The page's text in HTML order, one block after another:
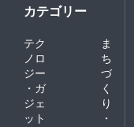
カテゴリー
テク
ノロ
ジー
・ガ
ジェ
ット
ま
ち
づ
く
り
・